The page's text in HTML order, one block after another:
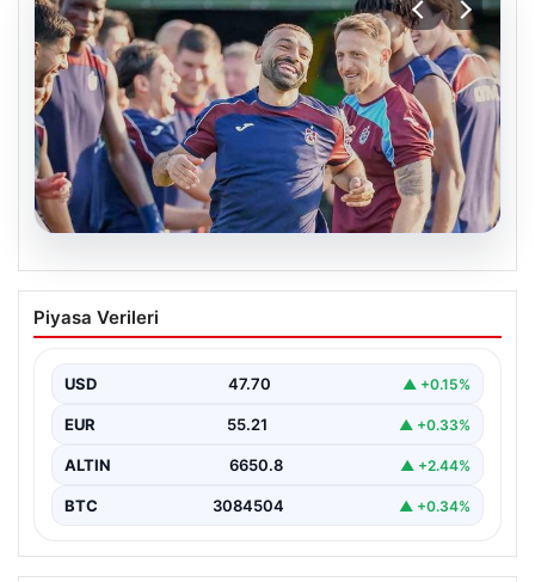
06.08.2026
Salah, Trabzonspor’da İlk Antrenmanına
Çıkarak Takımına Entegre Oldu
bordo-mavili forma ile ilk resmi antrenmanına katılarak
taraftarların…
Piyasa Verileri
USD 47.70 ▲ +0.15%
EUR 55.21 ▲ +0.33%
ALTIN 6650.8 ▲ +2.44%
BTC 3084504 ▲ +0.34%